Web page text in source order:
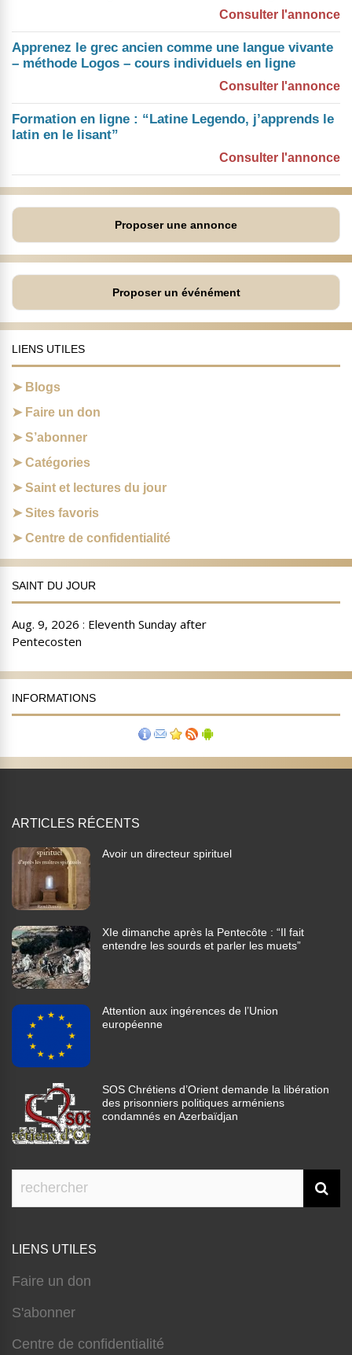
Consulter l'annonce
Apprenez le grec ancien comme une langue vivante
– méthode Logos – cours individuels en ligne
Consulter l'annonce
Formation en ligne : “Latine Legendo, j’apprends le
latin en le lisant”
Consulter l'annonce
Proposer une annonce
Proposer un événément
LIENS UTILES
Blogs
Faire un don
S’abonner
Catégories
Saint et lectures du jour
Sites favoris
Centre de confidentialité
SAINT DU JOUR
INFORMATIONS
ARTICLES RÉCENTS
Avoir un directeur spirituel
XIe dimanche après la Pentecôte : “Il fait
entendre les sourds et parler les muets”
Attention aux ingérences de l’Union
européenne
SOS Chrétiens d’Orient demande la libération
des prisonniers politiques arméniens
condamnés en Azerbaïdjan
LIENS UTILES
Faire un don
S'abonner
Centre de confidentialité